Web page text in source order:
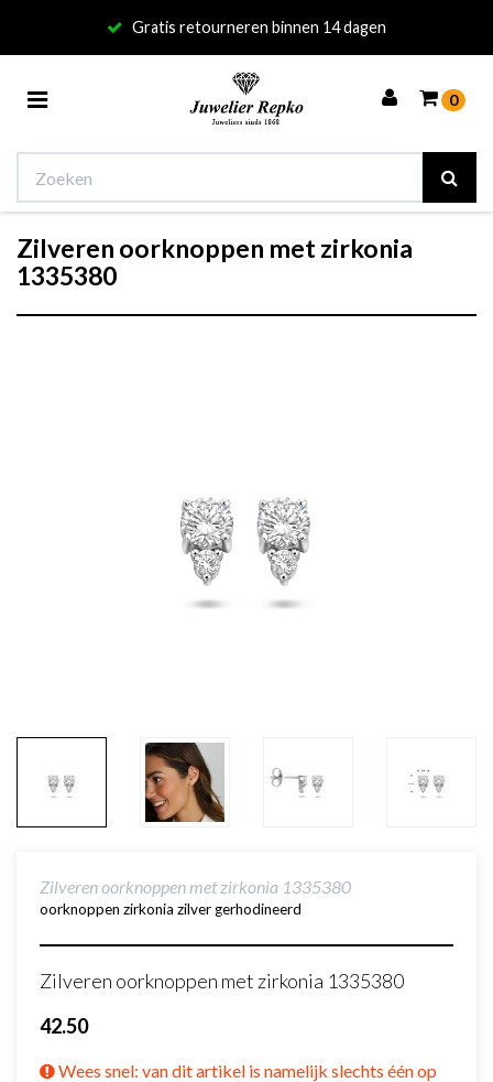
Gratis retourneren binnen 14 dagen
Toggle
0
Winkelwagen
Zilveren oorknoppen met zirkonia
1335380
Zilveren oorknoppen met zirkonia 1335380
oorknoppen zirkonia zilver gerhodineerd
Zilveren oorknoppen met zirkonia 1335380
42.50
Wees snel: van dit artikel is namelijk slechts één op